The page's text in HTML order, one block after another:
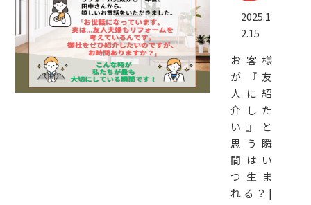
2025.1
2.15
お客様
が『友
人に紹
介した
い』と
思う瞬
間はい
つ生ま
れる？|